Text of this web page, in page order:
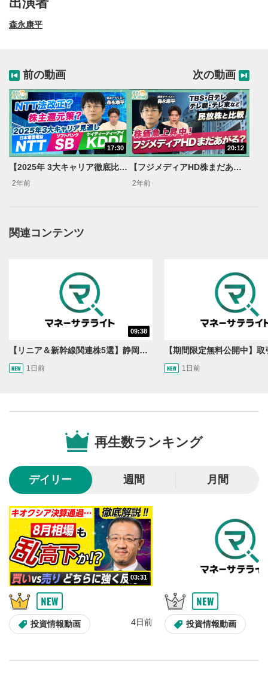
1
動画再生エリア
動画再生エリアをクリックすると、動画を再生または
一時停止します。
2
動画タイトル
動画タイトルが表示されます。クリックすると
YouTubeサイトに移動します。
ー内にあります。
SNSやメールなどで動画を共有・シェアすることがで
きます。
スマートフォンで視聴の場合は動画再生エリア右上のメニュ
ー内にあります。
再生位置を示しています。再生したい位置をクリック
するとその位置から動画が再生されます。
スライダーを上下すると音量が調整できます。
してください。
字幕設定
クリックすると字幕を付けることができます。
字幕は自動生成です。
スマートフォンで視聴の場合は画面右下の設定(歯車マーク)
より選択できます。
9
再生速度/画質の設定
画質の選択/再生速度の変更ができます。
より選択できます。
10
YouTubeリンク
11 全画面表示
森永康平
前の動画
17:30
【2025年 3大キャリア徹底比較！】NTT法改正の影響で株価はどうなる？【森永‘sVIEW】
2年前
次の動画
20:12
【フジメディアHD株まだあがる？】TBS・日テレ・テレ朝・テレ東等民放株と比較【森永‘sVIEW】
2年前
関連コンテンツ
09:38
【リニア＆新幹線関連株5選】静岡県知事の承認でリニア路線工事進展！北陸新幹線も「小浜・京都ルート」再決定！関連する注目の銘柄は？＜たけぞうNEWS＞
1日前 1日前
再生数ランキング
デイリー 週間 月間
03:31
投資情報動画 4日前 投資情報動画